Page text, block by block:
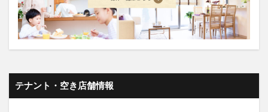
テナント・空き店舗情報